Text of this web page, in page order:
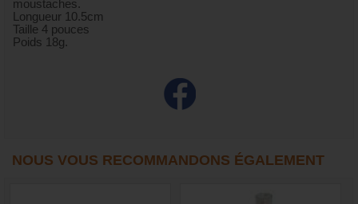
moustaches.
Longueur 10.5cm
Taille 4 pouces
Poids 18g.
NOUS VOUS RECOMMANDONS ÉGALEMENT